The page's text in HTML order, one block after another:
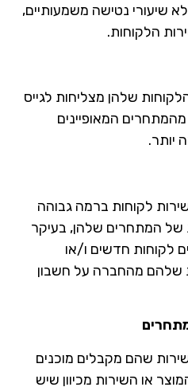
שיעורי נטישה משמעותיים,
הלקוחות.
שלהן מצליחות לגייס
המאופיינים
יותר.
לקוחות ברמה גבוהה
של המתחרים שלהן, בעיקר
לקוחות חדשים ו/או
שלהם מהחברה על חשבון
שהם מקבלים מוכנים
או השירות מכיוון שיש